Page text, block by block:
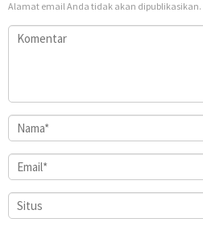
Alamat email Anda tidak akan dipublikasikan.